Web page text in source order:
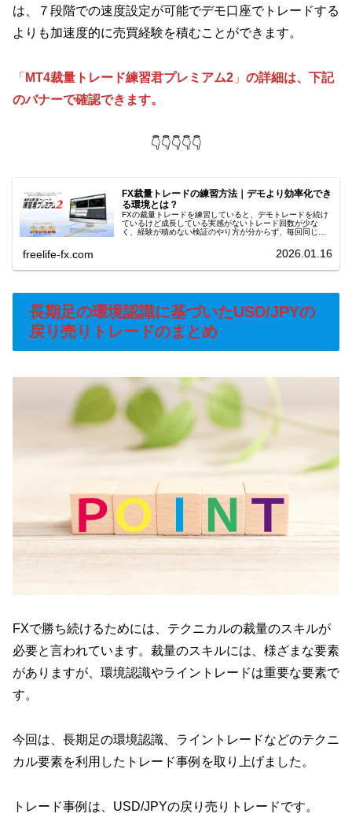
は、７段階での速度設定が可能でデモ口座でトレードする
よりも加速度的に売買経験を積むことができます。
「 MT4裁量トレード練習君プレミアム2 」 の詳細は、下記
のバナーで確認できます。
👇👇👇👇👇
FX裁量トレードの練習方法｜デモより効率化でき
る環境とは？
FXの裁量トレードを練習していると、デモトレードを続け
ているけど成長している実感がないトレード回数が少な
く、経験が積めない検証のやり方が分からず、毎回同じミ
freelife-fx.com 2026.01.16
長期足の環境認識に基づいたUSD/JPYの
戻り売りトレードのまとめ
FXで勝ち続けるためには、テクニカルの裁量のスキルが
必要と言われています。裁量のスキルには、様ざまな要素
がありますが、環境認識やライントレードは重要な要素で
す。
今回は、長期足の環境認識、ライントレードなどのテクニ
カル要素を利用したトレード事例を取り上げました。
トレード事例は、USD/JPYの戻り売りトレードです。